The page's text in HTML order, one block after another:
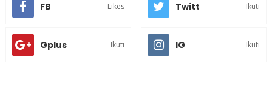
FB Likes Twitt Ikuti
Gplus Ikuti IG Ikuti